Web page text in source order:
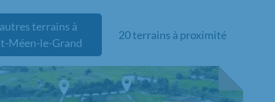
terrains à
Méen-le-Grand
20 terrains à proximité